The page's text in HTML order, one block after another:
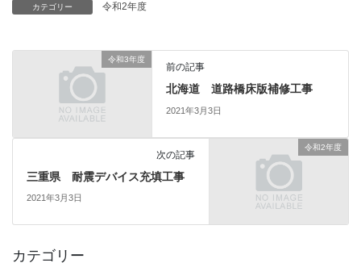
カテゴリー 令和2年度
令和3年度
前の記事
北海道 道路橋床版補修工事
2021年3月3日
令和2年度
次の記事
三重県 耐震デバイス充填工事
2021年3月3日
カテゴリー